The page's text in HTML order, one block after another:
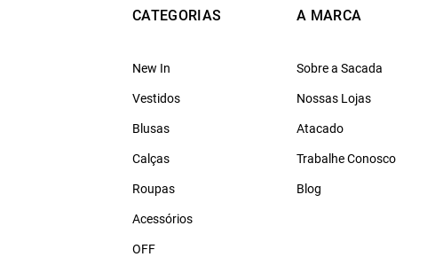
CATEGORIAS
New In
Vestidos
Blusas
Calças
Roupas
Acessórios
OFF
A MARCA
Sobre a Sacada
Nossas Lojas
Atacado
Trabalhe Conosco
Blog